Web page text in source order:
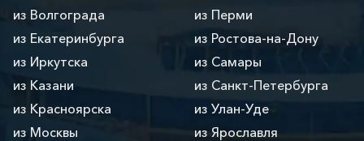
из Волгограда
из Екатеринбурга
из Иркутска
из Казани
из Красноярска
из Москвы
из Перми
из Ростова-на-Дону
из Самары
из Санкт-Петербурга
из Улан-Уде
из Ярославля